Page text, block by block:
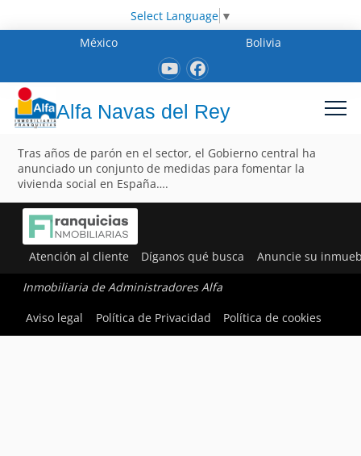
Select Language ▼
México
Bolivia
Alfa Navas del Rey
Tras años de parón en el sector, el Gobierno central ha
anunciado un conjunto de medidas para fomentar la
vivienda social en España….
Atención al cliente Díganos qué busca Anuncie su
Inmobiliaria de Administradores Alfa
Aviso legal
Política de Privacidad Política de cookies